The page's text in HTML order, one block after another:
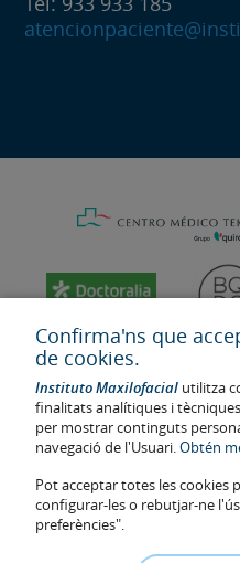
Última actualització: 2023
Num. d'autorització de centre
Confirma'ns que
de cookies.
Instituto Maxilofacial utilitza
finalitats analítiques i
per mostrar continguts
navegació de l'Usuari.Obtén
Pot acceptar totes les cookies
configurar-les o rebutjar-ne
preferències".